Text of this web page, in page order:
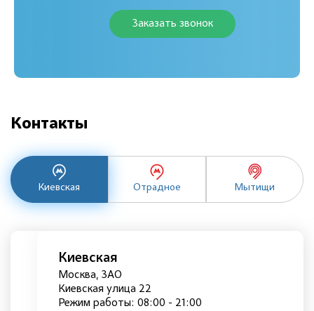
Заказать звонок
Контакты
Киевская Отрадное Мытищи
Киевская
Москва, ЗАО
Киевская улица 22
Режим работы: 08:00 - 21:00